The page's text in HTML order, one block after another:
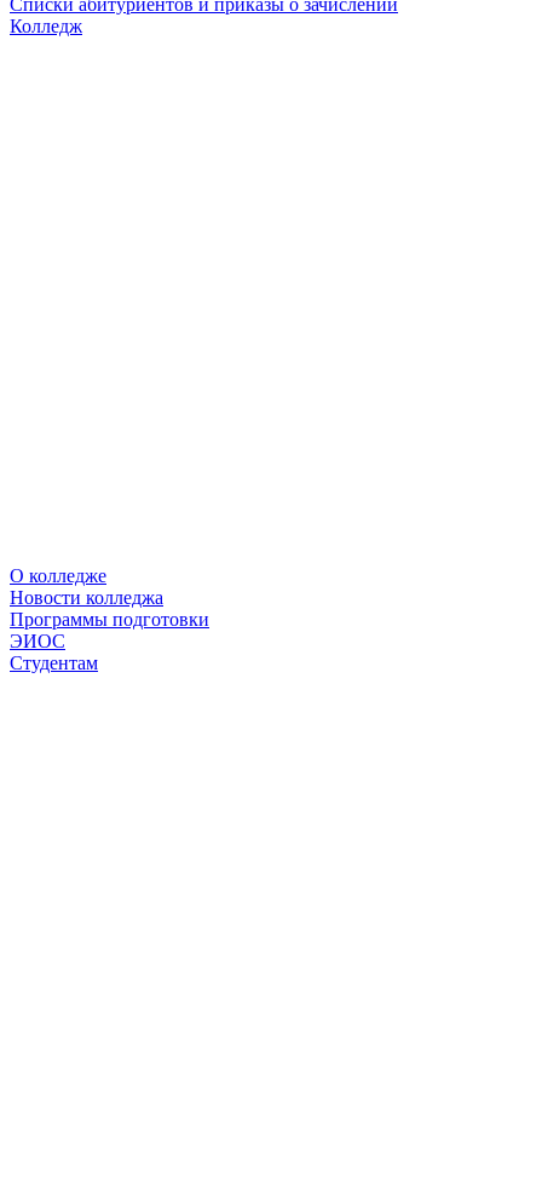
Списки абитуриентов и приказы о зачислении
Колледж
О колледже
Новости колледжа
Программы подготовки
ЭИОС
Студентам